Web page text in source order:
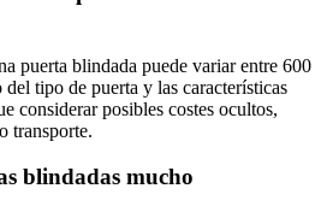
puerta blindada puede variar entre 600
tipo de puerta y las características
considerar posibles costes ocultos,
transporte.
blindadas mucho